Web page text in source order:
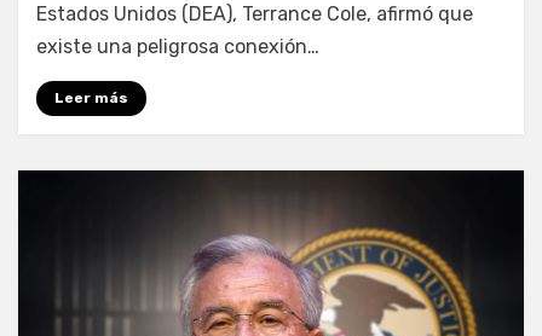
Estados Unidos (DEA), Terrance Cole, afirmó que
existe una peligrosa conexión…
Leer más